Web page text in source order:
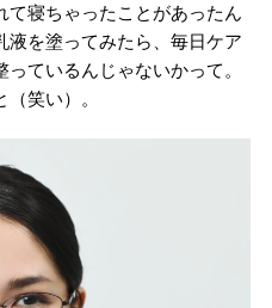
て寝ちゃったことがあったん
液を塗ってみたら、毎日ケア
ているんじゃないかって。
笑い）。